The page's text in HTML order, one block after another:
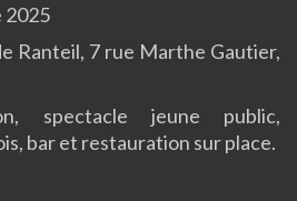
2025
Ranteil, 7 rue Marthe Gautier,
spectacle jeune public,
bar et restauration sur place.